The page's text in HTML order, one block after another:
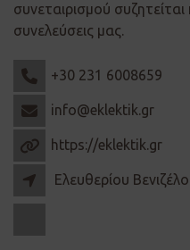
συνεταιρισμού
συνελεύσεις μας.
+30 231 6008659
info@eklektik.gr
https://eklektik.gr
Ελευθερίου